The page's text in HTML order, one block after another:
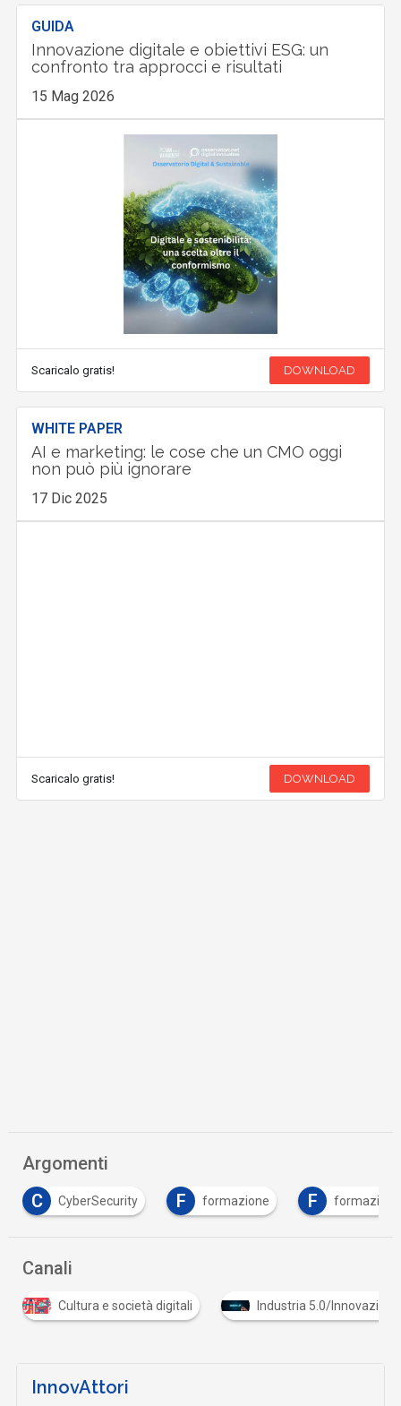
GUIDA
Innovazione digitale e obiettivi ESG: un
confronto tra approcci e risultati
15 Mag 2026
Scaricalo gratis! DOWNLOAD
WHITE PAPER
AI e marketing: le cose che un CMO oggi
non può più ignorare
17 Dic 2025
Scaricalo gratis! DOWNLOAD
Argomenti
C
CyberSecurity F formazione F
Canali
Cultura e società digitali Industria 5.0/
InnovAttori